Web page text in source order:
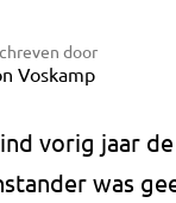
door
Voskamp
vorig jaar
was